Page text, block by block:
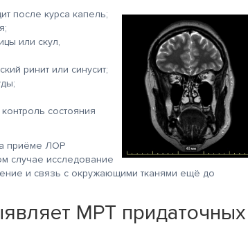
после курса капель;
или скул,
ринит или синусит;
состояния
приёме ЛОР
случае исследование
и связь с окружающими тканями ещё до
МРТ придаточных